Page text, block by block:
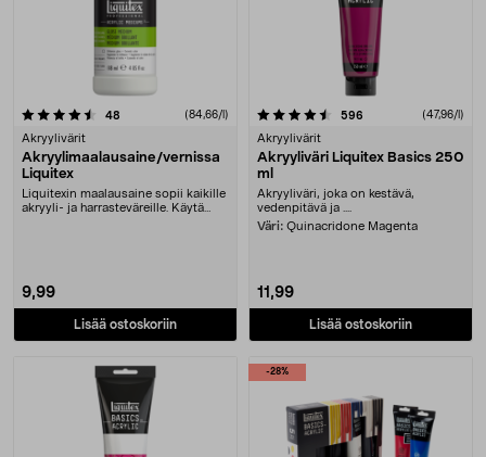
48 (84,66/l)
Akryylivärit
Akryylimaalausaine/vernissa
Liquitex
Liquitexin maalausaine sopii kaikille
akryyli- ja harrasteväreille. Käytä
9,99
Lisää ostoskoriin
4.5 viidestä tähdestä 596 (47,96/l)
Akryylivärit
Akryyliväri Liquitex Basics 250
ml
Akryyliväri, joka on kestävä,
vedenpitävä ja ....
Väri: Quinacridone Magenta
11,99
Lisää ostoskoriin
-28%